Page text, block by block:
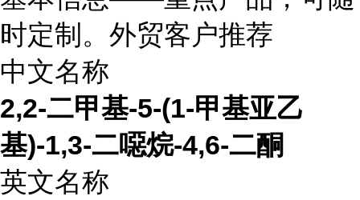
时定制。外贸客户推荐
中文名称
2,2-二甲基-5-(1-甲基亚乙
基)-1,3-二噁烷-4,6-二酮
英文名称